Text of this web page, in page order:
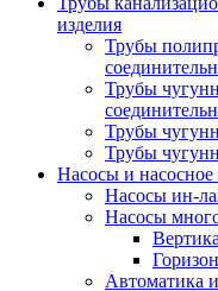
изделия
Трубы
Трубы
Трубы
Трубы
Насосы и насосное
Насосы ин-
Насосы
Автоматика